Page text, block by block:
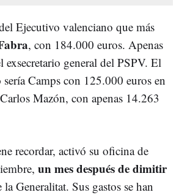
Ejecutivo valenciano que más
, con 184.000 euros. Apenas
exsecretario general del PSPV. El
Camps con 125.000 euros en
Mazón, con apenas 14.263
recordar, activó su oficina de
un mes después de dimitir
Generalitat. Sus gastos se han